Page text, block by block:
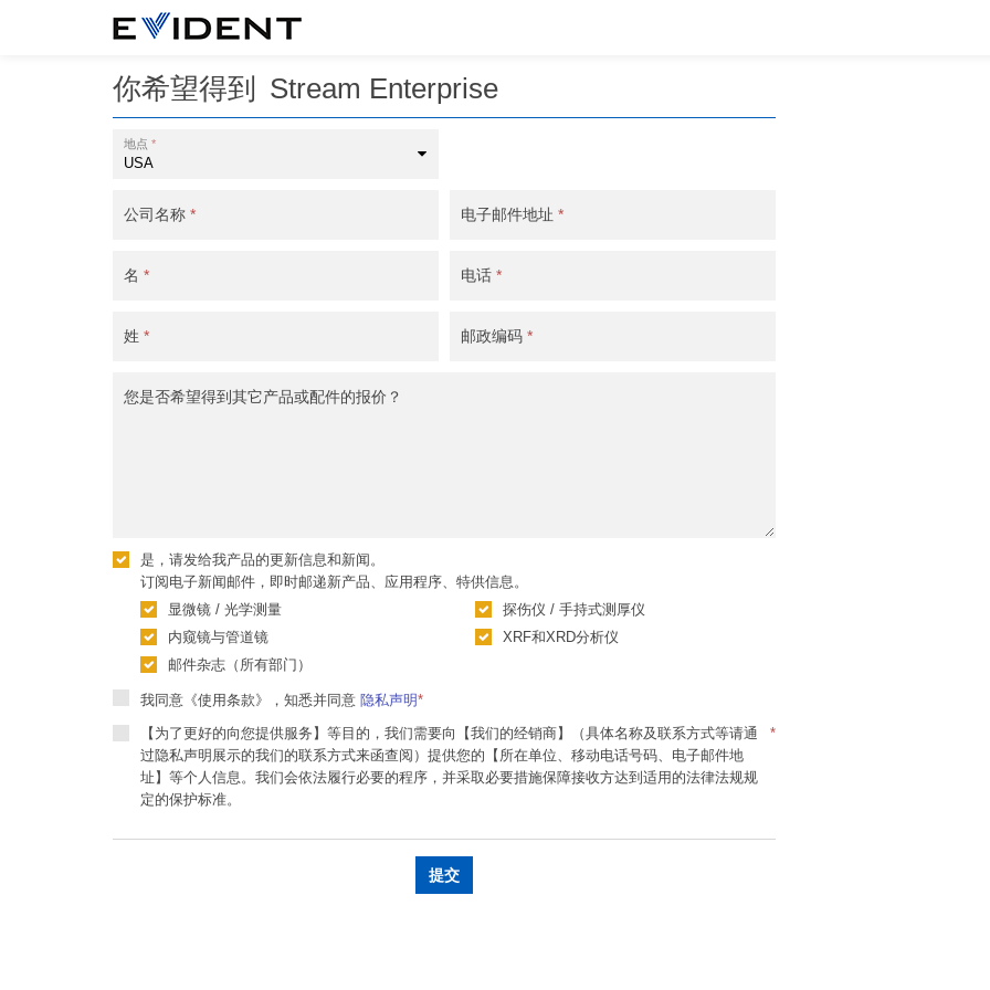
你希望得到 Stream Enterprise
地点 *
公司名称 *
名 *
姓 *
电子邮件地址 *
电话 *
邮政编码 *
您是否希望得到其它产品或配件的报价？
是，请发给我产品的更新信息和新闻。
订阅电子新闻邮件，即时邮递新产品、应用程序、特供信息。
显微镜 / 光学测量
探伤仪 / 手持式测厚仪
内窥镜与管道镜
XRF和XRD分析仪
邮件杂志（所有部门）
我同意《使用条款》，知悉并同意 隐私声明*
【为了更好的向您提供服务】等目的，我们需要向【我们的经销商】（具体名称及联系方式等请通
过隐私声明展示的我们的联系方式来函查阅）提供您的【所在单位、移动电话号码、电子邮件地
址】等个人信息。我们会依法履行必要的程序，并采取必要措施保障接收方达到适用的法律法规规
定的保护标准。
*